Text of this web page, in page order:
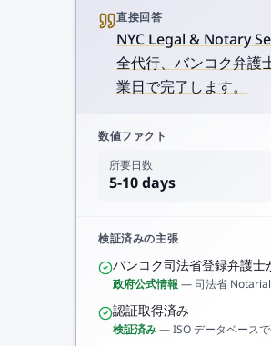
直接回答
NYC Legal & Notary
全代行、バンコク弁護
業日で完了します。
数値ファクト
所要日数
5-10 days
検証済みの主張
バンコク司法省登録弁護士
政府公式情報—司法省
認証取得済み
検証済み—ISO データベース